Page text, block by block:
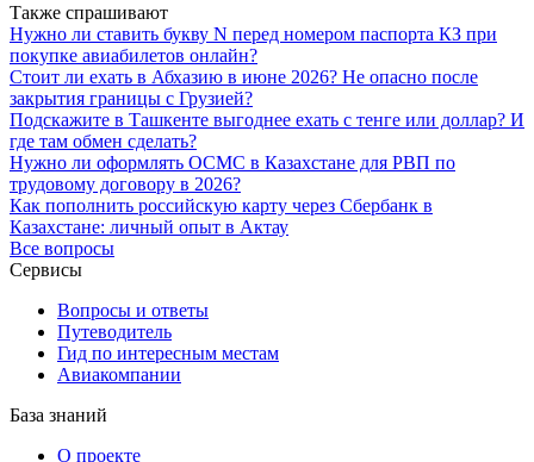
Также спрашивают
Нужно ли ставить букву N перед номером паспорта КЗ при
покупке авиабилетов онлайн?
Стоит ли ехать в Абхазию в июне 2026? Не опасно после
закрытия границы с Грузией?
Подскажите в Ташкенте выгоднее ехать с тенге или доллар? И
где там обмен сделать?
Нужно ли оформлять ОСМС в Казахстане для РВП по
трудовому договору в 2026?
Как пополнить российскую карту через Сбербанк в
Казахстане: личный опыт в Актау
Все вопросы
Сервисы
Вопросы и ответы
Путеводитель
Гид по интересным местам
Авиакомпании
База знаний
О проекте